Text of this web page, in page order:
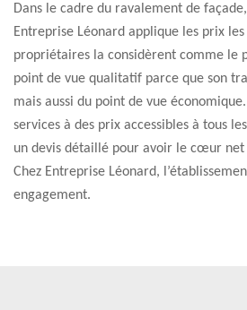
Dans le cadre du ravalement de
Entreprise Léonard applique les prix
propriétaires la considèrent comme le
point de vue qualitatif parce que son
mais aussi du point de vue
services à des prix accessibles à tous
un devis détaillé pour avoir le cœur net
Chez Entreprise Léonard,
engagement.